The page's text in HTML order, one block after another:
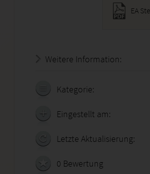
EA
Weitere Information:
Kategorie:
Eingestellt am:
Letzte Aktualisierung:
0 Bewertung